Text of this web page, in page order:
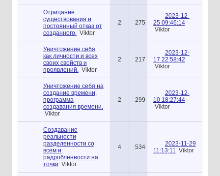
Отрицание
существования и
постоянный отказ от
созданного.
Viktor
2 275
2023-12-
25 09:46:14
Viktor
Уничтожение себя
как личности и всех
своих свойств и
проявлений.
Viktor
2 217
2023-12-
17 22:58:42
Viktor
Уничтожение себя на
создание времени,
программа
создавания времени.
Viktor
2 299
2023-12-
10 18:27:44
Viktor
Создавание
реальности
разделенности со
всем и
радробленности на
точки Viktor
4 534
2023-11-29
11:13:11
Viktor